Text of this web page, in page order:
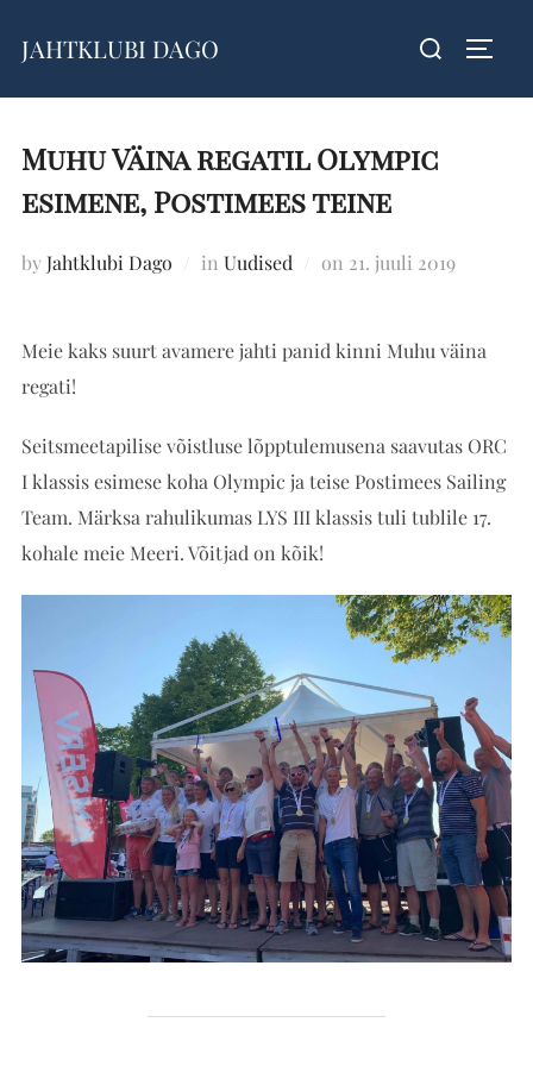
JAHTKLUBI DAGO
Search
Muhu Väina regatil Olympic
esimene, Postimees teine
byJahtklubi Dago in Uudised on Posted
21. juuli 2019
Meie kaks suurt avamere jahti panid kinni Muhu väina
regati!
Seitsmeetapilise võistluse lõpptulemusena saavutas ORC
I klassis esimese koha Olympic ja teise Postimees Sailing
Team. Märksa rahulikumas LYS III klassis tuli tublile 17.
kohale meie Meeri. Võitjad on kõik!